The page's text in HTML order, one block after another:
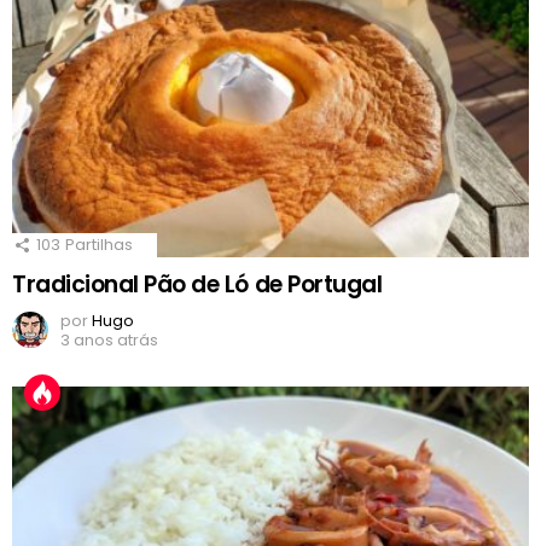
103 Partilhas
Tradicional Pão de Ló de Portugal
porHugo
3 anos atrás